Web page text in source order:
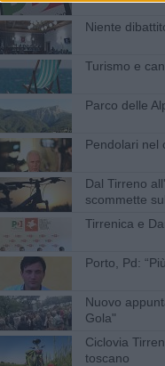
Niente
Turismo e
​Parco delle
Pendolari nel
Dal Tirreno
scommette
​Tirrenica e
Porto, Pd:
Nuovo
Gola"
Ciclovia
toscano